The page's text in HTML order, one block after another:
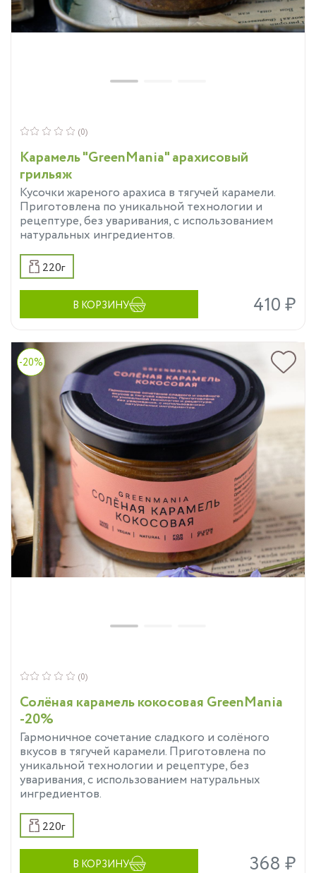
Карамель "GreenMania" арахисовый
грильяж
Кусочки жареного арахиса в тягучей карамели.
Приготовлена по уникальной технологии и
рецептуре, без уваривания, с использованием
натуральных ингредиентов.
(0)
220г
В КОРЗИНУ 410 ₽
-20%
Солёная карамель кокосовая GreenMania
-20%
Гармоничное сочетание сладкого и солёного
вкусов в тягучей карамели. Приготовлена по
уникальной технологии и рецептуре, без
уваривания, с использованием натуральных
ингредиентов.
(0)
220г
В КОРЗИНУ 368 ₽